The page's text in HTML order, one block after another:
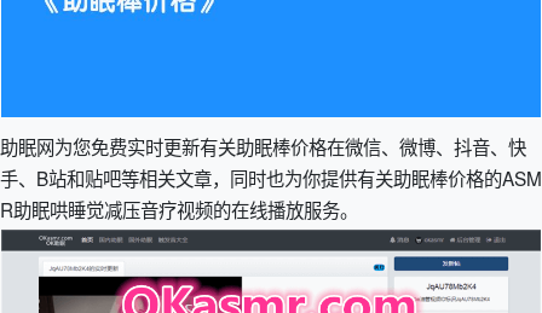
助眠网为您免费实时更新有关助眠棒价格在微信、微博、抖音、快
手、B站和贴吧等相关文章，同时也为你提供有关助眠棒价格的ASM
R助眠哄睡觉减压音疗视频的在线播放服务。